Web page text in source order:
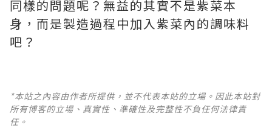
同樣的問題呢？無益的其實不是紫菜本
身，而是製造過程中加入紫菜內的調味料
吧？
*本站之內容由作者所提供，並不代表本站的立場。因此本站對
所有博客的立場、真實性、準確性及完整性不負任何法律責
任。